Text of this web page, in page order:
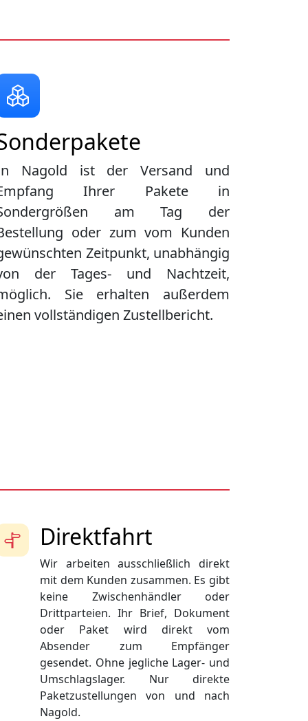
Nagold ist der Versand und
Ihrer Pakete in
am Tag der
oder zum vom Kunden
Zeitpunkt, unabhängig
der Tages- und Nachtzeit,
Sie erhalten außerdem
vollständigen Zustellbericht.
Direktfahrt
Wir arbeiten ausschließlich direkt
mit dem Kunden zusammen. Es gibt
keine Zwischenhändler oder
Drittparteien. Ihr Brief, Dokument
oder Paket wird direkt vom
Absender zum Empfänger
gesendet. Ohne jegliche Lager- und
Umschlagslager. Nur direkte
Paketzustellungen von und nach
Nagold.